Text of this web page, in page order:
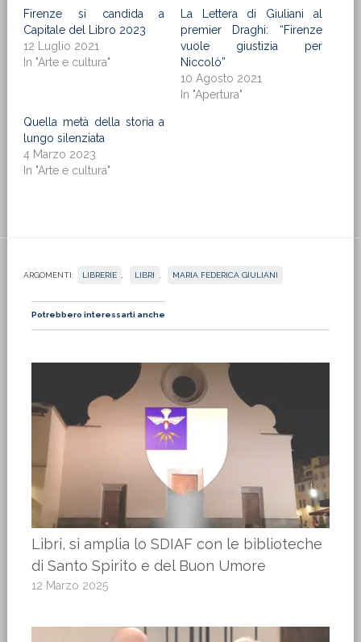
Firenze si candida a
Capitale del Libro 2023
12 Luglio 2021
In "Arte e cultura"
La Lettera di Giuliani al
premier Draghi: “Firenze
vuole giustizia per
Niccolò”
10 Agosto 2021
In "Apertura"
Quella metà della storia a
lungo silenziata
4 Marzo 2023
In "Arte e cultura"
ARGOMENTI: LIBRERIE LIBRI MARIA FEDERICA GIULIANI
Potrebbero interessarti anche
Libri, si amplia lo SDIAF con le biblioteche
di Santo Spirito e del Buon Umore
12 Marzo 2025